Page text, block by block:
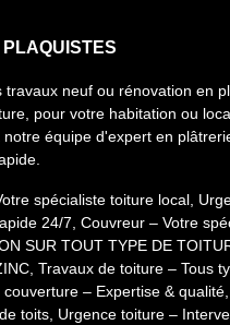
travaux neuf ou rénovation en
pour votre habitation ou
notre équipe d'expert en
spécialiste toiture local,
24/7, Couvreur – Votre
SUR TOUT TYPE DE
, Travaux de toiture – Tous
couverture – Expertise & qualité,
toits, Urgence toiture –